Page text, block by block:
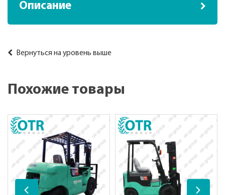
Описание
Вернуться на уровень выше
Похожие товары